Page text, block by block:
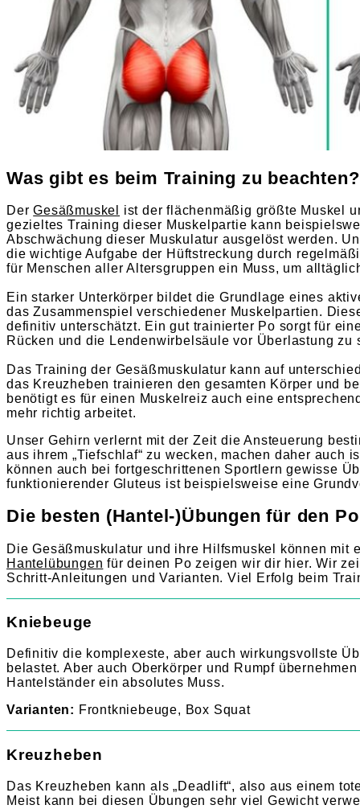
Was gibt es beim Training zu beachten?
DerGesäßmuskel
ist der flächenmäßig größte Muskel
gezieltes Training dieser Muskelpartie kann
Abschwächung dieser Muskulatur ausgelöst werden.
die wichtige Aufgabe der Hüftstreckung durch
für Menschen aller Altersgruppen ein Muss, um
Ein starker Unterkörper bildet die Grundlage eines
das Zusammenspiel verschiedener Muskelpartien.
definitiv unterschätzt. Ein gut trainierter Po sorgt für
Rücken und die Lendenwirbelsäule vor Überlastung zu
Das Training der Gesäßmuskulatur kann auf
das Kreuzheben trainieren den gesamten Körper und
benötigt es für einen Muskelreiz auch eine
mehr richtig arbeitet.
Unser Gehirn verlernt mit der Zeit die Ansteuerung
aus ihrem „Tiefschlaf“ zu wecken, machen daher
können auch bei fortgeschrittenen Sportlern gewisse
funktionierender Gluteus ist beispielsweise eine
Die besten (Hantel-)Übungen für den Po
Die Gesäßmuskulatur und ihre Hilfsmuskel können
Hantelübungen für deinen Po zeigen wir dir hier. Wir
Schritt-Anleitungen und Varianten. Viel Erfolg beim
Kniebeuge
Definitiv die komplexeste, aber auch wirkungsvollste
belastet. Aber auch Oberkörper und Rumpf
Hantelständer ein absolutes Muss.
Varianten: Frontkniebeuge, Box Squat
Kreuzheben
Das Kreuzheben kann als „Deadlift“, also aus einem
Meist kann bei diesen Übungen sehr viel Gewicht